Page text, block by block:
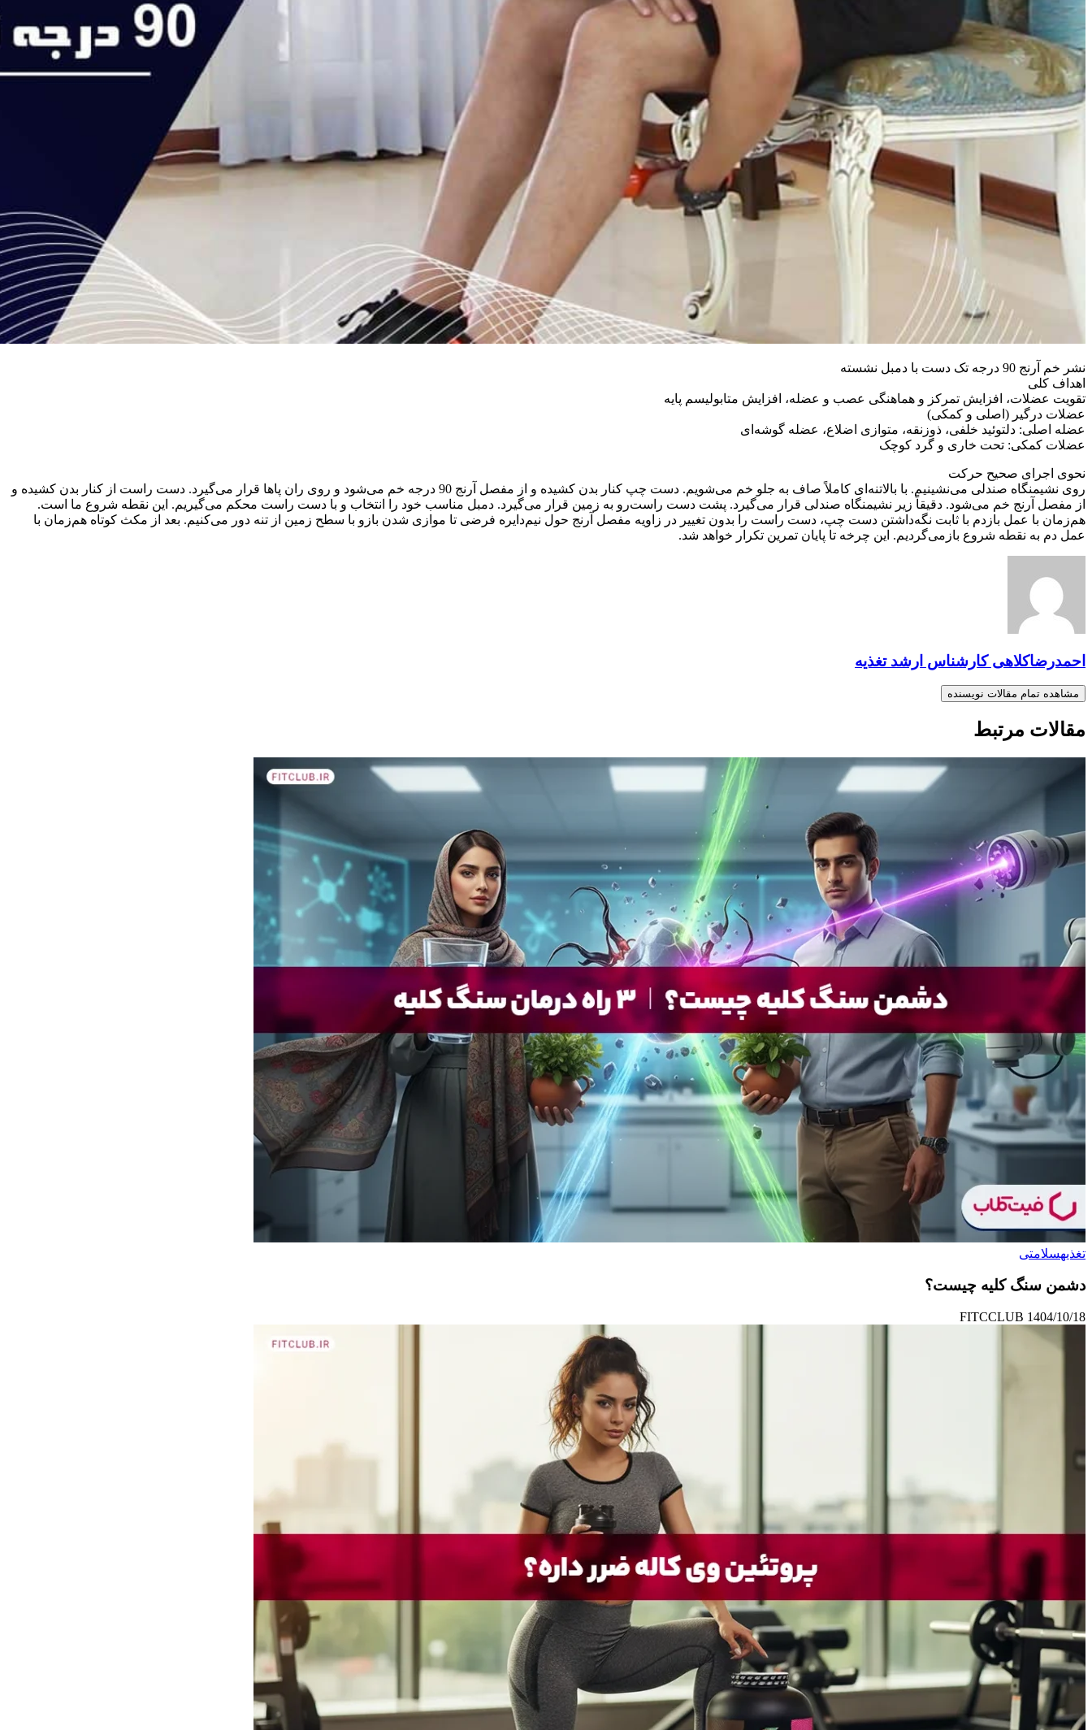
نشر خم آرنج 90 درجه تک دست با دمبل نشسته
اهداف کلی
تقویت عضلات، افزایش تمرکز و هماهنگی عصب و عضله، افزایش متابولیسم پایه
عضلات درگیر (اصلی و کمکی)
عضله اصلی: دلتوئید خلفی، ذوزنقه، متوازی اضلاع، عضله گوشه‌ای
عضلات کمکی: تحت خاری و گرد کوچک
نحوی اجرای صحیح حرکت
روی نشیمنگاه صندلی می‌نشینیم. با بالاتنه‌ای کاملاً صاف به جلو خم می‌شویم. دست چپ کنار بدن کشیده و از مفصل آرنج 90 درجه خم می‌شود و روی ران پاها قرار می‌گیرد. دست راست از کنار بدن کشیده و
از مفصل آرنج خم می‌شود. دقیقاً زیر نشیمنگاه صندلی قرار می‌گیرد. پشت دست راست‌رو به زمین قرار می‌گیرد. دمبل مناسب خود را انتخاب و با دست راست محکم می‌گیریم. این نقطه شروع ما است.
هم‌زمان با عمل بازدم با ثابت نگه‌داشتن دست چپ، دست راست را بدون تغییر در زاویه مفصل آرنج حول نیم‌دایره فرضی تا موازی شدن بازو با سطح زمین از تنه دور می‌کنیم. بعد از مکث کوتاه هم‌زمان با
عمل دم به نقطه شروع بازمی‌گردیم. این چرخه تا پایان تمرین تکرار خواهد شد.
احمدرضاکلاهی کارشناس ارشد تغذیه
مشاهده تمام مقالات نویسنده
مقالات مرتبط
تغذیهسلامتی
دشمن سنگ کلیه چیست؟
1404/10/18
FITCCLUB